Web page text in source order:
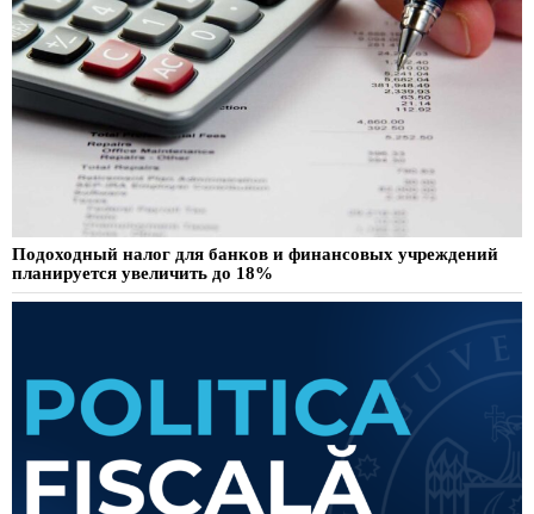
Подоходный налог для банков и финансовых учреждений
планируется увеличить до 18%